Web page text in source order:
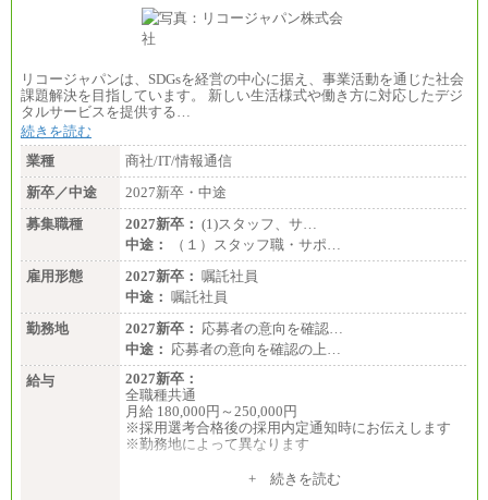
リコージャパンは、SDGsを経営の中心に据え、事業活動を通じた社会
課題解決を目指しています。 新しい生活様式や働き方に対応したデジ
タルサービスを提供する…
続きを読む
業種
商社/IT/情報通信
新卒／中途
2027新卒・中途
募集職種
2027新卒： (1)スタッフ、サ…
中途：
（１）スタッフ職・サポ…
雇用形態
2027新卒： 嘱託社員
中途： 嘱託社員
勤務地
2027新卒： 応募者の意向を確認…
中途： 応募者の意向を確認の上…
給与
2027新卒：
全職種共通
月給 180,000円～250,000円
※採用選考合格後の採用内定通知時にお伝えします
※勤務地によって異なります
+ 続きを読む